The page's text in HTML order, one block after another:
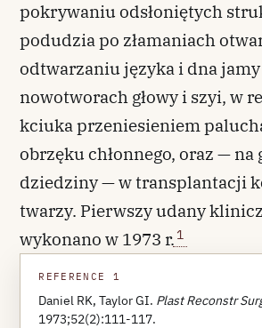
pokrywaniu odsłoniętych
podudzia po złamaniach
odtwarzaniu języka i dna
nowotworach głowy i szyi, w
kciuka przeniesieniem
obrzęku chłonnego, oraz — na
dziedziny — w transplantacji
twarzy. Pierwszy udany
wykonano w 1973 r. 1
REFERENCE 1
Daniel RK, Taylor GI. Plast Reconstr
1973;52(2):111-117.